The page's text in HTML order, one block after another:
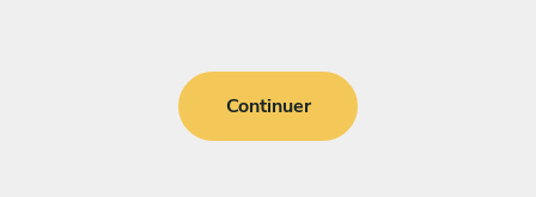
Continuer